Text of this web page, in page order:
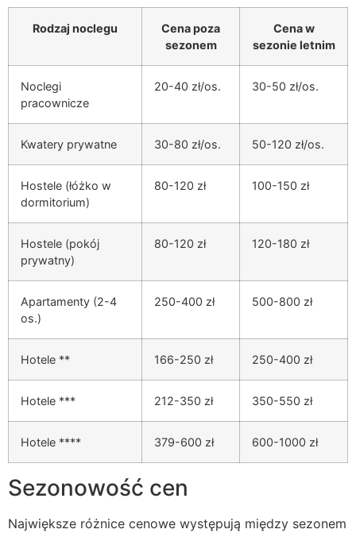
Rodzaj noclegu
Cena poza
sezonem
Cena w
sezonie letnim
Noclegi
pracownicze
20-40 zł/os. 30-50 zł/os.
Kwatery prywatne 30-80 zł/os. 50-120 zł/os.
Hostele (łóżko w
dormitorium)
80-120 zł 100-150 zł
Hostele (pokój
prywatny)
80-120 zł 120-180 zł
Apartamenty (2-4
os.)
250-400 zł 500-800 zł
Hotele ** 166-250 zł 250-400 zł
Hotele *** 212-350 zł 350-550 zł
Hotele **** 379-600 zł 600-1000 zł
Sezonowość cen
Największe różnice cenowe występują między sezonem